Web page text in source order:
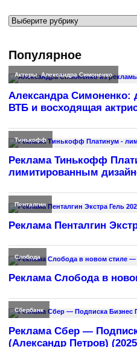
Рубрики
Популярное
Актеры,Александра Симоненко
Александра Симоненко:
ВТБ и восходящая
Тинькофф
Реклама Тинькофф
лимитированным
Пенталгин
Реклама Пенталгин
Слобода
Реклама Слобода в
Сбербанк
Реклама Сбер —
(Александр Петров)